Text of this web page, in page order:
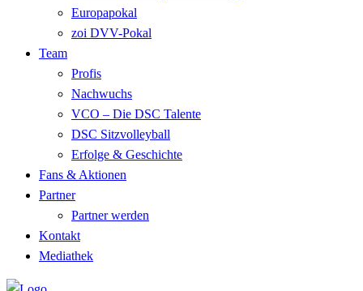
Europapokal
zoi DVV-Pokal
Team
Profis
Nachwuchs
VCO – Die DSC Talente
DSC Sitzvolleyball
Erfolge & Geschichte
Fans & Aktionen
Partner
Partner werden
Kontakt
Mediathek